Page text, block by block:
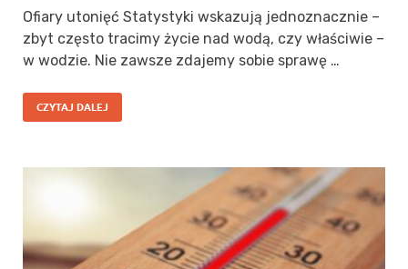
Ofiary utonięć Statystyki wskazują jednoznacznie –
zbyt często tracimy życie nad wodą, czy właściwie –
w wodzie. Nie zawsze zdajemy sobie sprawę …
CZYTAJ DALEJ